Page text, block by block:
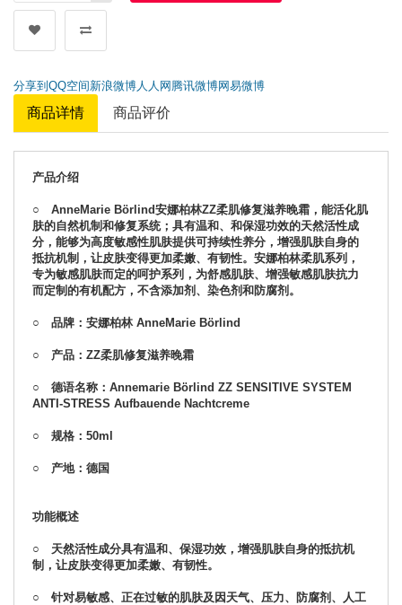
分享到 QQ空间新浪微博 人人网 腾讯微博网易微博
商品详情 商品评价
产品介绍
○ AnneMarie Börlind安娜柏林ZZ柔肌修复滋养晚霜，能活化肌
肤的自然机制和修复系统；具有温和、和保湿功效的天然活性成
分，能够为高度敏感性肌肤提供可持续性养分，增强肌肤自身的
抵抗机制，让皮肤变得更加柔嫩、有韧性。安娜柏林柔肌系列，
专为敏感肌肤而定的呵护系列，为舒感肌肤、增强敏感肌肤抗力
而定制的有机配方，不含添加剂、染色剂和防腐剂。
○ 品牌：安娜柏林 AnneMarie Börlind
○ 产品：ZZ柔肌修复滋养晚霜
○ 德语名称：Annemarie Börlind ZZ SENSITIVE SYSTEM
ANTI-STRESS Aufbauende Nachtcreme
○ 规格：50ml
○ 产地：德国
功能概述
○ 天然活性成分具有温和、保湿功效，增强肌肤自身的抵抗机
制，让皮肤变得更加柔嫩、有韧性。
○ 针对易敏感、正在过敏的肌肤及因天气、压力、防腐剂、人工